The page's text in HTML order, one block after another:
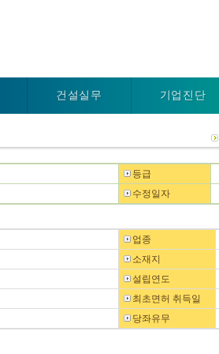
건설실무 기업진단
등급
수정일자
업종
소재지
설립연도
최초면허 취득일
당좌유무